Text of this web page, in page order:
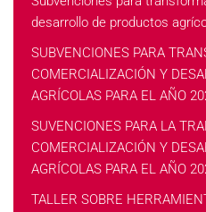
desarrollo de productos
SUBVENCIONES PARA
COMERCIALIZACIÓN Y
AGRÍCOLAS PARA EL AÑO
SUVENCIONES PARA LA
COMERCIALIZACIÓN Y
AGRÍCOLAS PARA EL AÑO
TALLER SOBRE